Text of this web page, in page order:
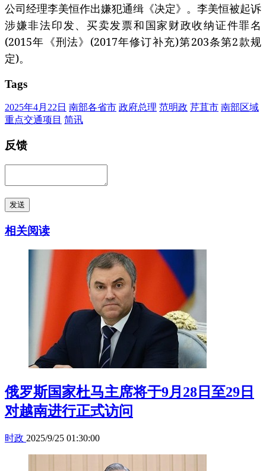
公司经理李美恒作出嫌犯通缉《决定》。李美恒被起诉
涉嫌非法印发、买卖发票和国家财政收纳证件罪名
(2015年《刑法》(2017年修订补充)第203条第2款规
定)。
Tags
2025年4月22日 南部各省市 政府总理 范明政 芹苴市 南部区域
重点交通项目 简讯
反馈
发送
相关阅读
俄罗斯国家杜马主席将于9月28日至29日
对越南进行正式访问
时政 2025/9/25 01:30:00